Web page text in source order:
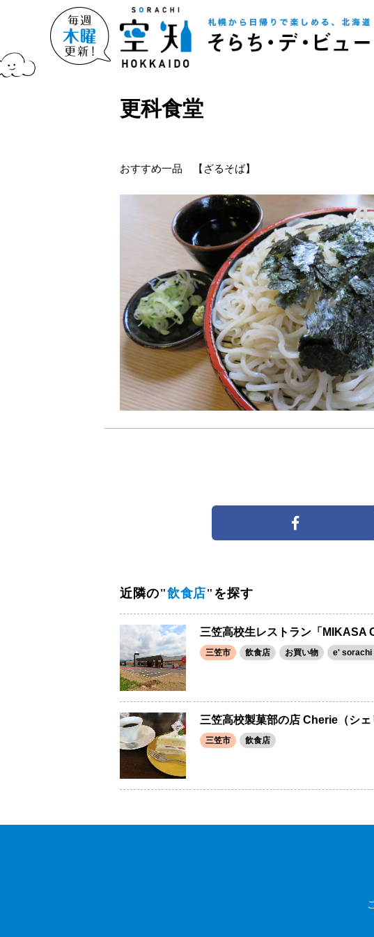
更科食堂
おすすめ一品 【ざるそば】
近隣の"飲食店"を探す
三笠高校生レストラン「MIKASA
三笠市 飲食店 お買い物 e' sorachi
三笠高校製菓部の店 Cherie（シェ
三笠市 飲食店